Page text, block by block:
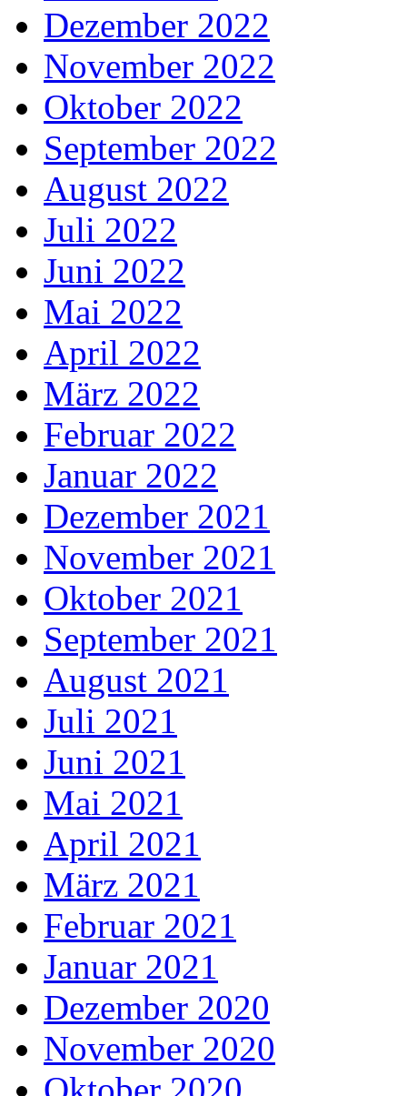
Dezember 2022
November 2022
Oktober 2022
September 2022
August 2022
Juli 2022
Juni 2022
Mai 2022
April 2022
März 2022
Februar 2022
Januar 2022
Dezember 2021
November 2021
Oktober 2021
September 2021
August 2021
Juli 2021
Juni 2021
Mai 2021
April 2021
März 2021
Februar 2021
Januar 2021
Dezember 2020
November 2020